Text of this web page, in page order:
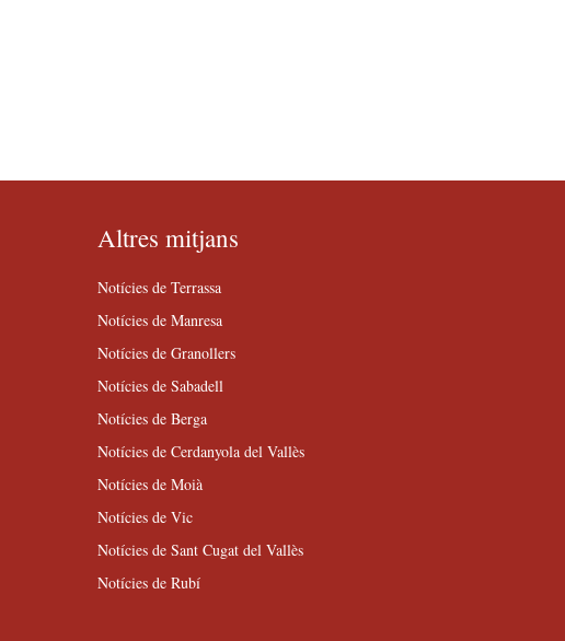
Altres mitjans
Notícies de Terrassa
Notícies de Manresa
Notícies de Granollers
Notícies de Sabadell
Notícies de Berga
Notícies de Cerdanyola del Vallès
Notícies de Moià
Notícies de Vic
Notícies de Sant Cugat del Vallès
Notícies de Rubí